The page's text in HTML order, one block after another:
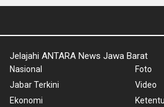
Jelajahi ANTARA News Jawa Barat
Nasional
Jabar Terkini
Ekonomi
Foto
Video